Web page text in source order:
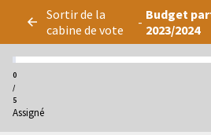
Sortir de la
cabine de vote
- Budget
2023/2024
0
/
5
Assigné
Panneau de gestion des cookies